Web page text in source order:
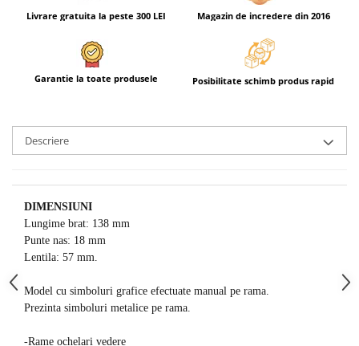
Livrare gratuita la peste 300 LEI Magazin de incredere din 2016
Garantie la toate produsele Posibilitate schimb produs rapid
Descriere
DIMENSIUNI
Lungime brat: 138 mm
Punte nas: 18 mm
Lentila: 57 mm.
Model cu simboluri grafice efectuate manual pe rama.
Prezinta simboluri metalice pe rama.
-Rame ochelari vedere